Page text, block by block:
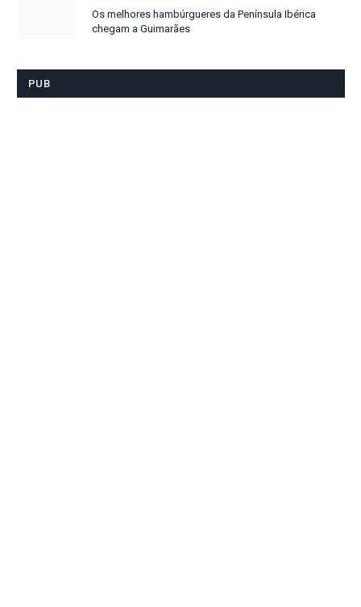
Os melhores hambúrgueres da Península Ibérica
chegam a Guimarães
PUB